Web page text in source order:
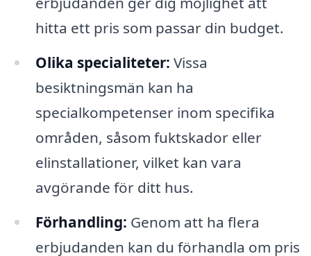
hitta ett pris som passar din budget.
Olika specialiteter: Vissa
besiktningsmän kan ha
specialkompetenser inom specifika
områden, såsom fuktskador eller
elinstallationer, vilket kan vara
avgörande för ditt hus.
Förhandling: Genom att ha flera
erbjudanden kan du förhandla om pris